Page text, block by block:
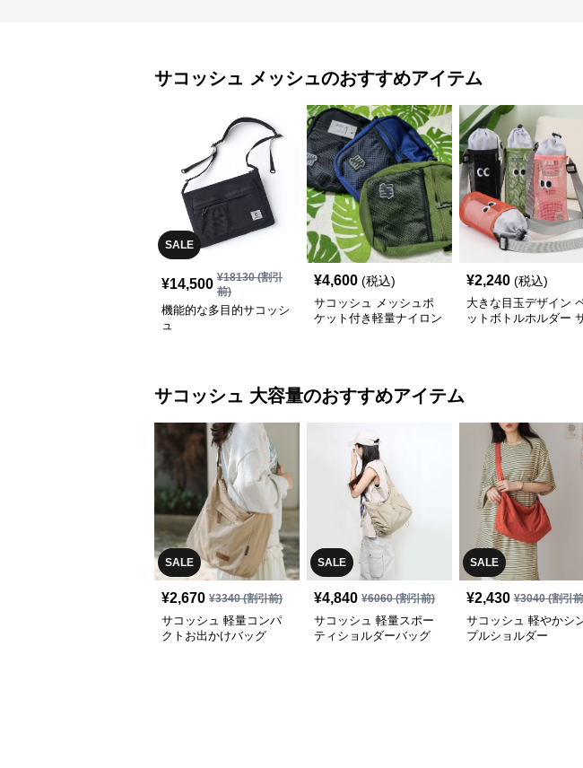
サコッシュ メッシュのおすすめアイテム
SALE
¥14,500 ¥18130(割引
前)
機能的な多目的サコッシ
ュ
¥4,600 (税込)
サコッシュ メッシュポ
ケット付き軽量ナイロン
¥2,240 (税込)
大きな目玉デザイン
ットボトルホルダー
サコッシュ 大容量のおすすめアイテム
SALE
¥2,670 ¥3340(割引前)
サコッシュ 軽量コンパ
クトお出かけバッグ
SALE
¥4,840 ¥6060(割引前)
サコッシュ 軽量スポー
ティショルダーバッグ
SALE
¥2,430 ¥3040(割引
サコッシュ 軽やかシ
プルショルダー